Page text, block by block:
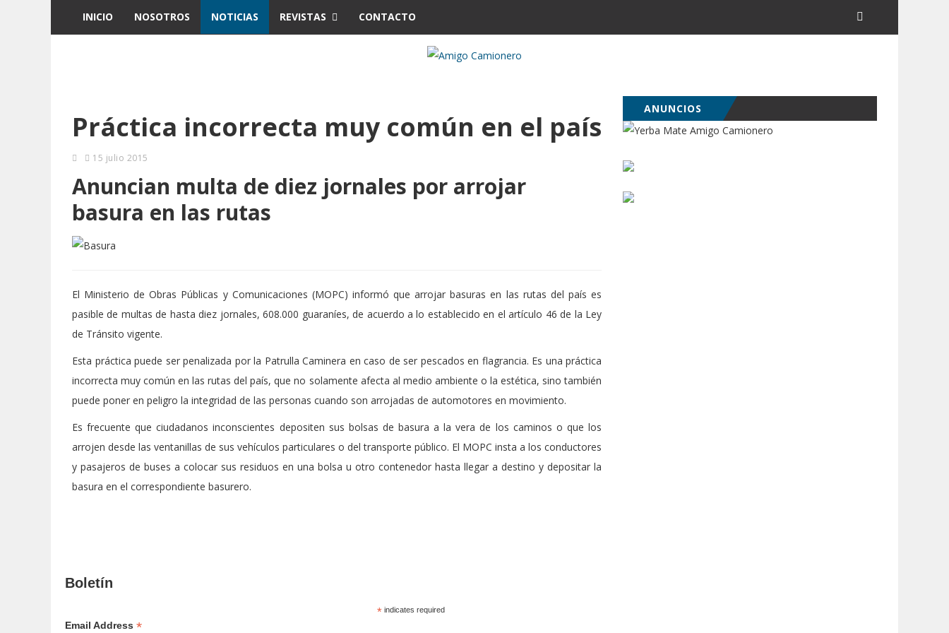
INICIO NOSOTROS NOTICIAS REVISTAS CONTACTO
Práctica incorrecta muy común en el país
15 julio 2015
Anuncian multa de diez jornales por arrojar
basura en las rutas
El Ministerio de Obras Públicas y Comunicaciones (MOPC) informó que arrojar basuras en las rutas del país es
pasible de multas de hasta diez jornales, 608.000 guaraníes, de acuerdo a lo establecido en el artículo 46 de la Ley
de Tránsito vigente.
Esta práctica puede ser penalizada por la Patrulla Caminera en caso de ser pescados en flagrancia. Es una práctica
incorrecta muy común en las rutas del país, que no solamente afecta al medio ambiente o la estética, sino también
puede poner en peligro la integridad de las personas cuando son arrojadas de automotores en movimiento.
Es frecuente que ciudadanos inconscientes depositen sus bolsas de basura a la vera de los caminos o que los
arrojen desde las ventanillas de sus vehículos particulares o del transporte público. El MOPC insta a los conductores
y pasajeros de buses a colocar sus residuos en una bolsa u otro contenedor hasta llegar a destino y depositar la
basura en el correspondiente basurero.
ANUNCIOS
Boletín
*indicates required
Email Address *